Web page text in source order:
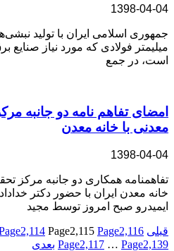
1398-04-04
میلیمتر فولادی که مورد نیاز صنایع
است، در جمع
امضای تفاهم نامه دو جانبه
معدنی با خانه معدن
1398-04-04
تفاهمنامه همکاری دو جانبه مرکز
خانه معدن ایران با حضور دكتر
ایمیدرو صبح امروز توسط مجيد
قبلی 2,114 Page2,115 Page2,116
Page2,117 … Page2,139 بعدی